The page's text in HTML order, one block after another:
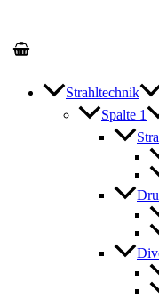
Strahltechnik
Spalte 1